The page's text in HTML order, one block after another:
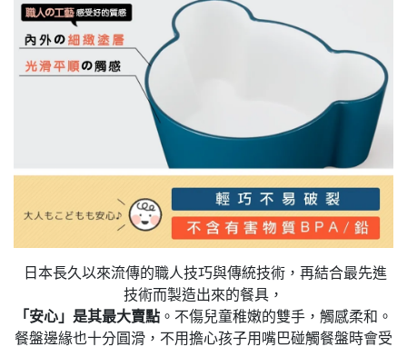
日本長久以來流傳的職人技巧與傳統技術，再結合最先進
技術而製造出來的餐具，
「安心」是其最大賣點 。不傷兒童稚嫩的雙手，觸感柔和。
餐盤邊緣也十分圓滑，不用擔心孩子用嘴巴碰觸餐盤時會受